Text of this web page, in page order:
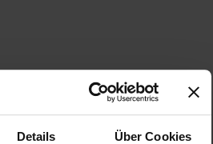
Details Über Cookies